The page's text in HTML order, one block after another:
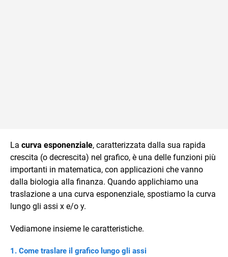
La curva esponenziale, caratterizzata dalla sua rapida
crescita (o decrescita) nel grafico, è una delle funzioni più
importanti in matematica, con applicazioni che vanno
dalla biologia alla finanza. Quando applichiamo una
traslazione a una curva esponenziale, spostiamo la curva
lungo gli assi x e/o y.
Vediamone insieme le caratteristiche.
Come traslare il grafico lungo gli assi